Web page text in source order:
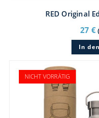
RED Original
27 €
In
NICHT VORRÄTIG